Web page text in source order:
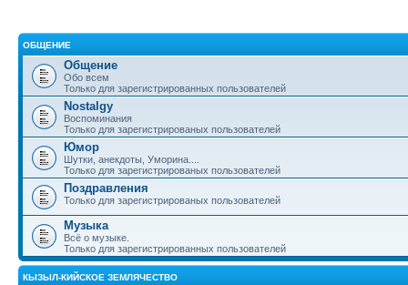
ОБЩЕНИЕ
Общение
Обо всем
Только для зарегистрированных пользователей
Nostalgy
Воспоминания
Только для зарегистрированых пользователей
Юмор
Шутки, анекдоты, Уморина....
Только для зарегистрированых пользователей
Поздравления
Только для зарегистрированых пользователей
Музыка
Всё о музыке.
Только для зарегистрированных пользователей
КЫЗЫЛ-КИЙСКОЕ ЗЕМЛЯЧЕСТВО